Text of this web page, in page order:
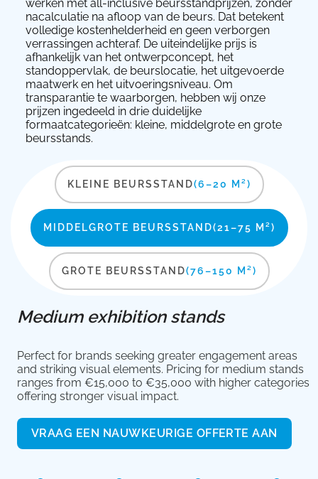
werken met all-inclusive beursstandprijzen, zonder
nacalculatie na afloop van de beurs. Dat betekent
volledige kostenhelderheid en geen verborgen
verrassingen achteraf. De uiteindelijke prijs is
afhankelijk van het ontwerpconcept, het
standoppervlak, de beurslocatie, het uitgevoerde
maatwerk en het uitvoeringsniveau. Om
transparantie te waarborgen, hebben wij onze
prijzen ingedeeld in drie duidelijke
formaatcategorieën: kleine, middelgrote en grote
beursstands.
KLEINE BEURSSTAND(6–20 M²)
MIDDELGROTE BEURSSTAND(21–75 M²)
GROTE BEURSSTAND(76–150 M²)
Medium exhibition stands
Perfect for brands seeking greater engagement areas
and striking visual elements. Pricing for medium stands
ranges from €15,000 to €35,000 with higher categories
offering stronger visual impact.
VRAAG EEN NAUWKEURIGE OFFERTE AAN